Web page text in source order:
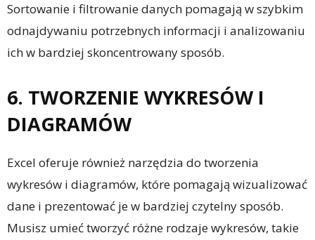
Sortowanie i filtrowanie danych pomagają w szybkim
odnajdywaniu potrzebnych informacji i analizowaniu
ich w bardziej skoncentrowany sposób.
6. TWORZENIE WYKRESÓW I
DIAGRAMÓW
Excel oferuje również narzędzia do tworzenia
wykresów i diagramów, które pomagają wizualizować
dane i prezentować je w bardziej czytelny sposób.
Musisz umieć tworzyć różne rodzaje wykresów, takie